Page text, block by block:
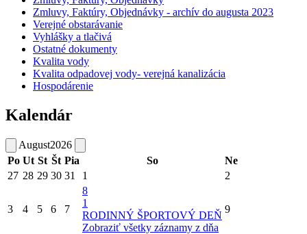
Zmluvy, Faktúry, Objednávky - archív do augusta 2023
Verejné obstarávanie
Vyhlášky a tlačivá
Ostatné dokumenty
Kvalita vody
Kvalita odpadovej vody- verejná kanalizácia
Hospodárenie
Kalendár
August2026
Po Ut St Št Pia So
Ne
27 28 29 30 31 1 2
3 4 5 6 7
8
1
RODINNÝ ŠPORTOVÝ DEŇ
Zobraziť všetky záznamy z dňa
9